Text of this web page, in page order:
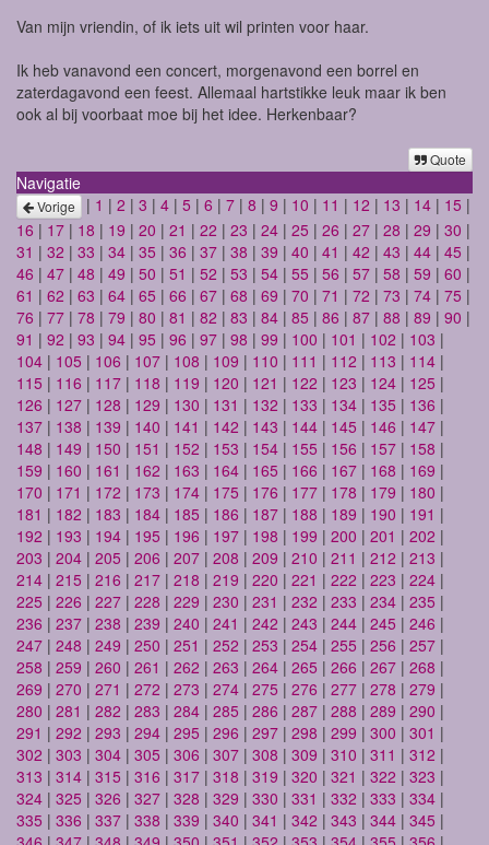
Van mijn vriendin, of ik iets uit wil printen voor haar.
Ik heb vanavond een concert, morgenavond een borrel en
zaterdagavond een feest. Allemaal hartstikke leuk maar ik ben
ook al bij voorbaat moe bij het idee. Herkenbaar?
Quote
Navigatie
Vorige | 1 | 2 | 3 | 4 | 5 | 6 | 7 | 8 | 9 | 10 | 11 | 12 | 13 | 14 | 15 |
16 | 17 | 18 | 19 | 20 | 21 | 22 | 23 | 24 | 25 | 26 | 27 | 28 | 29 | 30 |
31 | 32 | 33 | 34 | 35 | 36 | 37 | 38 | 39 | 40 | 41 | 42 | 43 | 44 | 45 |
46 | 47 | 48 | 49 | 50 | 51 | 52 | 53 | 54 | 55 | 56 | 57 | 58 | 59 | 60 |
61 | 62 | 63 | 64 | 65 | 66 | 67 | 68 | 69 | 70 | 71 | 72 | 73 | 74 | 75 |
76 | 77 | 78 | 79 | 80 | 81 | 82 | 83 | 84 | 85 | 86 | 87 | 88 | 89 | 90 |
91 | 92 | 93 | 94 | 95 | 96 | 97 | 98 | 99 | 100 | 101 | 102 | 103 |
104 | 105 | 106 | 107 | 108 | 109 | 110 | 111 | 112 | 113 | 114 |
115 | 116 | 117 | 118 | 119 | 120 | 121 | 122 | 123 | 124 | 125 |
126 | 127 | 128 | 129 | 130 | 131 | 132 | 133 | 134 | 135 | 136 |
137 | 138 | 139 | 140 | 141 | 142 | 143 | 144 | 145 | 146 | 147 |
148 | 149 | 150 | 151 | 152 | 153 | 154 | 155 | 156 | 157 | 158 |
159 | 160 | 161 | 162 | 163 | 164 | 165 | 166 | 167 | 168 | 169 |
170 | 171 | 172 | 173 | 174 | 175 | 176 | 177 | 178 | 179 | 180 |
181 | 182 | 183 | 184 | 185 | 186 | 187 | 188 | 189 | 190 | 191 |
192 | 193 | 194 | 195 | 196 | 197 | 198 | 199 | 200 | 201 | 202 |
203 | 204 | 205 | 206 | 207 | 208 | 209 | 210 | 211 | 212 | 213 |
214 | 215 | 216 | 217 | 218 | 219 | 220 | 221 | 222 | 223 | 224 |
225 | 226 | 227 | 228 | 229 | 230 | 231 | 232 | 233 | 234 | 235 |
236 | 237 | 238 | 239 | 240 | 241 | 242 | 243 | 244 | 245 | 246 |
247 | 248 | 249 | 250 | 251 | 252 | 253 | 254 | 255 | 256 | 257 |
258 | 259 | 260 | 261 | 262 | 263 | 264 | 265 | 266 | 267 | 268 |
269 | 270 | 271 | 272 | 273 | 274 | 275 | 276 | 277 | 278 | 279 |
280 | 281 | 282 | 283 | 284 | 285 | 286 | 287 | 288 | 289 | 290 |
291 | 292 | 293 | 294 | 295 | 296 | 297 | 298 | 299 | 300 | 301 |
302 | 303 | 304 | 305 | 306 | 307 | 308 | 309 | 310 | 311 | 312 |
313 | 314 | 315 | 316 | 317 | 318 | 319 | 320 | 321 | 322 | 323 |
324 | 325 | 326 | 327 | 328 | 329 | 330 | 331 | 332 | 333 | 334 |
335 | 336 | 337 | 338 | 339 | 340 | 341 | 342 | 343 | 344 | 345 |